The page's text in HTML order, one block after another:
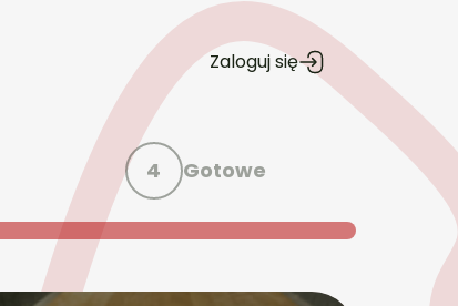
Zaloguj się
4 Gotowe